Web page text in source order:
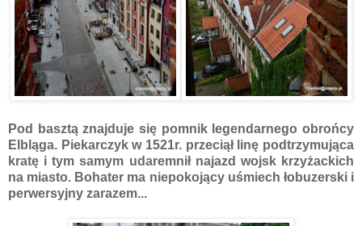
Pod basztą znajduje się pomnik legendarnego obrońcy
Elbląga. Piekarczyk w 1521r. przeciął linę podtrzymująca
kratę i tym samym udaremnił najazd wojsk krzyżackich
na miasto. Bohater ma niepokojący uśmiech łobuzerski i
perwersyjny zarazem...